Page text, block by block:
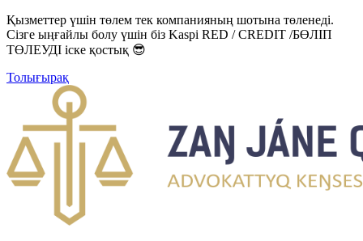
Қызметтер үшін төлем тек компанияның шотына төленеді.
Сізге ыңғайлы болу үшін біз Kaspi RED / CREDIT /БӨЛІП
ТӨЛЕУДІ іске қостық 😎
Толығырақ